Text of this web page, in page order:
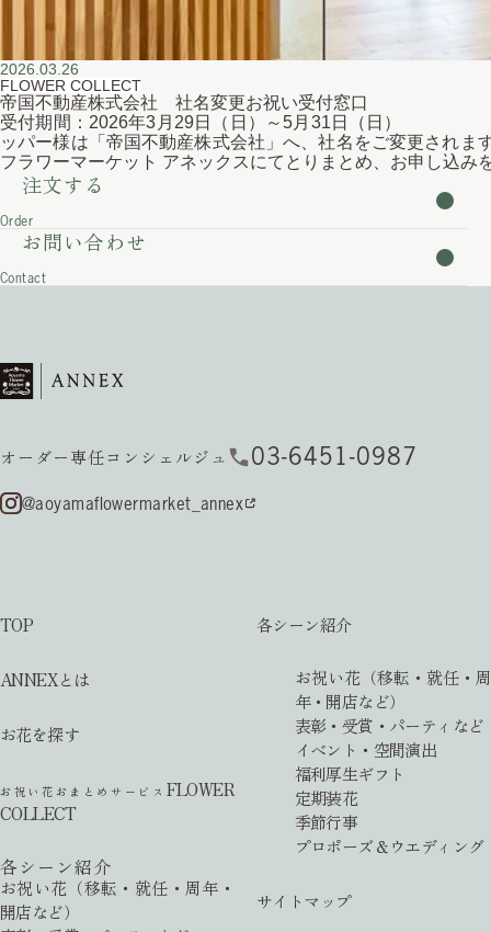
2026.03.26
FLOWER COLLECT
帝国不動産株式会社 社名変更お祝い受付窓口
受付期間：2026年3月29日（日）～5月31日
ッパー様は「帝国不動産株式会社」へ、社名をご変更され
フラワーマーケット アネックスにてとりまとめ、お申し込み
注文する
Order
お問い合わせ
Contact
オーダー専任コンシェルジュ 03-6451-0987
@aoyamaflowermarket_annex
TOP
ANNEXとは
お花を探す
お祝い花おまとめサービス FLOWER
COLLECT
各シーン紹介
お祝い花（移転・就任・周年・
開店など）
各シーン紹介
お祝い花（移転・就任・周
年・開店など）
表彰・受賞・パーティなど
イベント・空間演出
福利厚生ギフト
定期装花
季節行事
プロポーズ＆ウエディング
サイトマップ